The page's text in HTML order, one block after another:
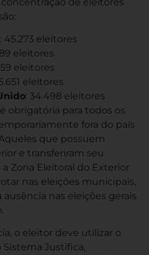
: 45.273 eleitores
eleitores
eleitores
eleitores
: 34.498 eleitores
obrigatória para todos os
fora do país
que possuem
e transferiram seu
Zona Eleitoral do Exterior
nas eleições municipais,
nas eleições gerais
o eleitor deve utilizar o
Justifica,